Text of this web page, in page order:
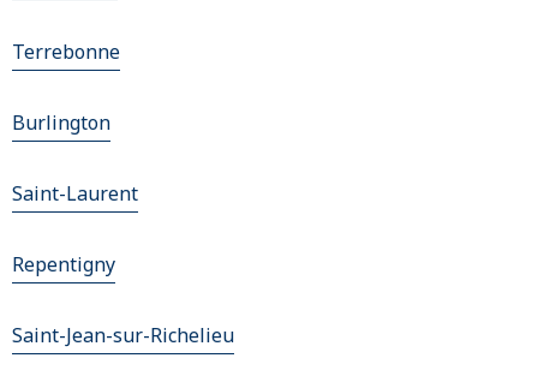
Terrebonne
Burlington
Saint-Laurent
Repentigny
Saint-Jean-sur-Richelieu